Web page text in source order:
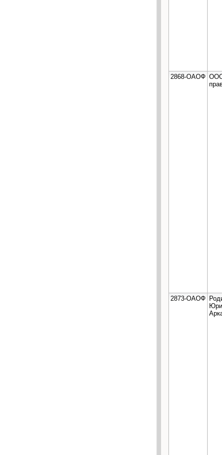
2868-ОАОФ
2873-ОАОФ